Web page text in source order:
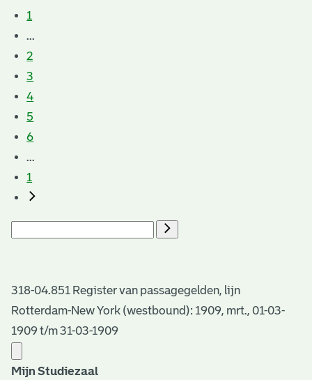
1
...
2
3
4
5
6
...
1
318-04.851 Register van passagegelden, lijn
Rotterdam-New York (westbound): 1909, mrt., 01-03-
1909 t/m 31-03-1909
Mijn Studiezaal